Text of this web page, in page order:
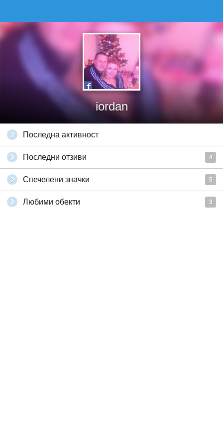
iordan
Последна активност
Последни отзиви 4
Спечелени значки 5
Любими обекти 3